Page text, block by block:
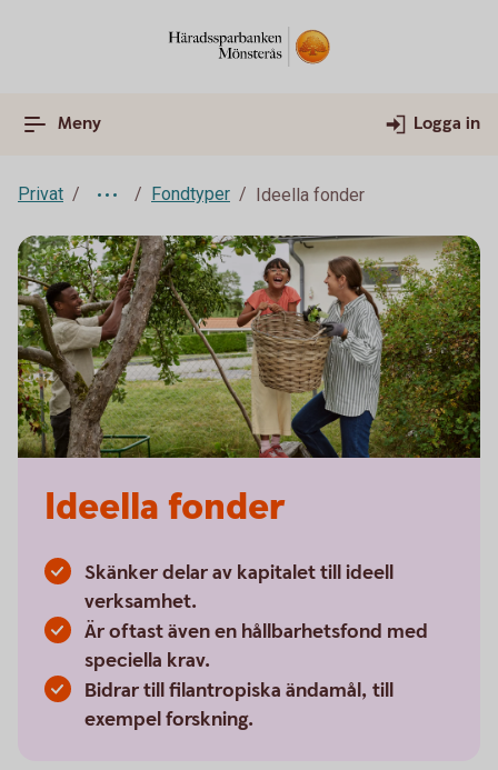
Meny Logga in
Privat Fondtyper Ideella fonder
Ideella fonder
Skänker delar av kapitalet till ideell
verksamhet.
Är oftast även en hållbarhetsfond med
speciella krav.
Bidrar till filantropiska ändamål, till
exempel forskning.